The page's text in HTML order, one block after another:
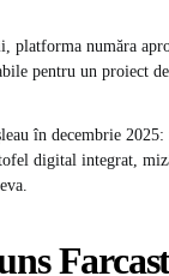
platforma număra
pentru un proiect
în decembrie
digital integrat,